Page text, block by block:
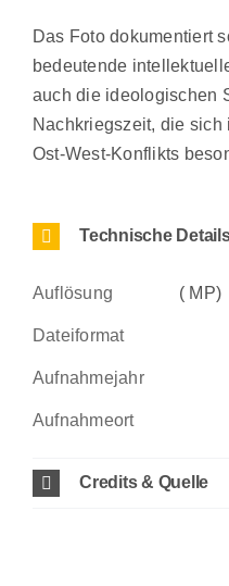
Das Foto dokumentiert
bedeutende
auch die ideologischen
Nachkriegszeit, die
Ost-West-Konflikts
Technische
Auflösung ( MP)
Dateiformat
Aufnahmejahr
Aufnahmeort
Credits & Quelle